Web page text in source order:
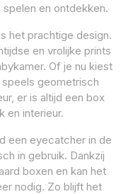
spelen en ontdekken.
het prachtige design.
en vrolijke prints
Of je nu kiest
geometrisch
er is altijd een box
en interieur.
een eyecatcher in de
in gebruik. Dankzij
boxen en kan het
nodig. Zo blijft het